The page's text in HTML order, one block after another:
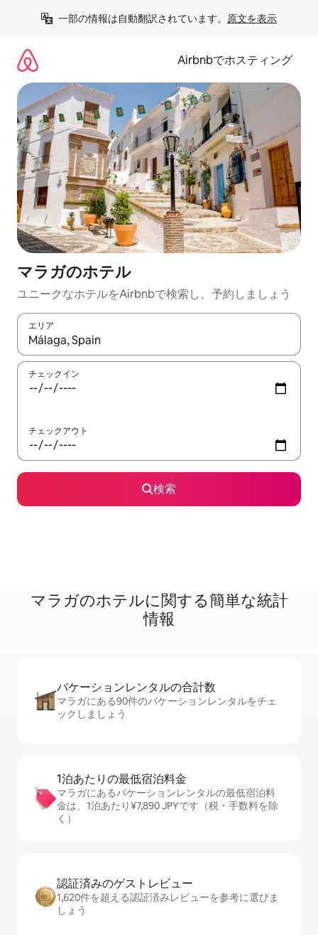
一部の情報は自動翻訳されています。 原文を表示
Airbnbでホスティング
マラガのホ⁠テ⁠ル
ユニークなホ⁠テ⁠ル⁠をAirbnb⁠で検⁠索⁠し⁠、予⁠約し⁠ま⁠し⁠ょ⁠う
エリア
検索結果が表示されたら、上下の矢印キーを使って移動するか
チェックイン
チェックアウト
検索
マラガのホ⁠テ⁠ル⁠に関⁠す⁠る簡⁠単⁠な統⁠計
情⁠報
バケーションレ⁠ン⁠タ⁠ル⁠の合⁠計⁠数
マラガにある90件のバケーションレンタルをチェ
ックしましょう
1泊あたりの最⁠低⁠宿⁠泊⁠料⁠金
マラガにあるバケーションレンタルの最低宿泊料
金は、1泊あたり¥7,890 JPYです（税・手数料を除
く）
認証済みのゲ⁠ス⁠ト⁠レ⁠ビ⁠ュ⁠ー
1,620件を超える認証済みレビューを参考に選びま
しょう